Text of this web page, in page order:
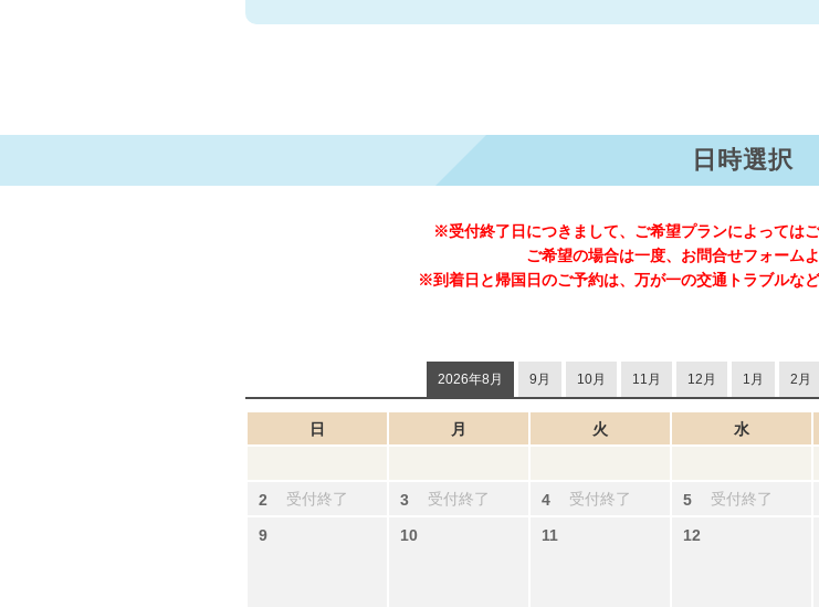
日時選択
※受付終了日につきまして、ご希望プランによっては
ご希望の場合は一度、お問合せフォーム
※到着日と帰国日のご予約は、万が一の交通トラブルな
2026年8月 9月 10月 11月 12月 1月 2月
日 月 火 水
受付終了
受付終了 受付終了 受付終了